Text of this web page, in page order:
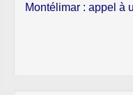
Montélimar : appel à